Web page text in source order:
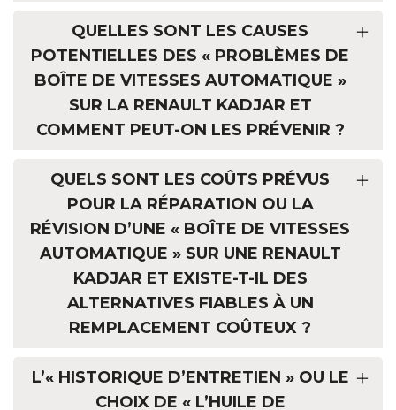
QUELLES SONT LES CAUSES
POTENTIELLES DES « PROBLÈMES DE
BOÎTE DE VITESSES AUTOMATIQUE »
SUR LA RENAULT KADJAR ET
COMMENT PEUT-ON LES PRÉVENIR ?
QUELS SONT LES COÛTS PRÉVUS
POUR LA RÉPARATION OU LA
RÉVISION D’UNE « BOÎTE DE VITESSES
AUTOMATIQUE » SUR UNE RENAULT
KADJAR ET EXISTE-T-IL DES
ALTERNATIVES FIABLES À UN
REMPLACEMENT COÛTEUX ?
L’« HISTORIQUE D’ENTRETIEN » OU LE
CHOIX DE « L’HUILE DE